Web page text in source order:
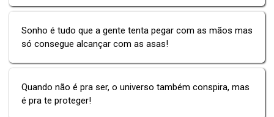
Sonho é tudo que a gente tenta pegar com as mãos mas
só consegue alcançar com as asas!
Quando não é pra ser, o universo também conspira, mas
é pra te proteger!